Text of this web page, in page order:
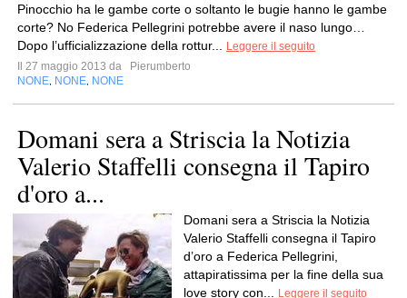
Pinocchio ha le gambe corte o soltanto le bugie hanno le gambe
corte? No Federica Pellegrini potrebbe avere il naso lungo…
Dopo l’ufficializzazione della rottur...
Leggere il seguito
Il 27 maggio 2013 da
Pierumberto
NONE NONE NONE
Domani sera a Striscia la Notizia
Valerio Staffelli consegna il Tapiro
d'oro a...
Domani sera a Striscia la Notizia
Valerio Staffelli consegna il Tapiro
d’oro a Federica Pellegrini,
attapiratissima per la fine della sua
love story con...
Leggere il seguito